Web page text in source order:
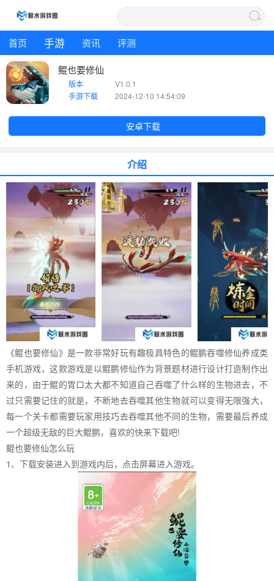
首页 手游 资讯 评测
鲲也要修仙
版本
V1.0.1
手游下载
2024-12-10 14:54:09
安卓下载
介绍
《鲲也要修仙》是一款非常好玩有趣极具特色的鲲鹏吞噬修仙养成类
手机游戏，这款游戏是以鲲鹏修仙作为背景题材进行设计打造制作出
来的，由于鲲的胃口太大都不知道自己吞噬了什么样的生物进去，不
过只需要记住的就是，不断地去吞噬其他生物就可以变得无限强大，
每一个关卡都需要玩家用技巧去吞噬其他不同的生物，需要最后养成
一个超级无敌的巨大鲲鹏，喜欢的快来下载吧!
鲲也要修仙怎么玩
1、下载安装进入到游戏内后，点击屏幕进入游戏。